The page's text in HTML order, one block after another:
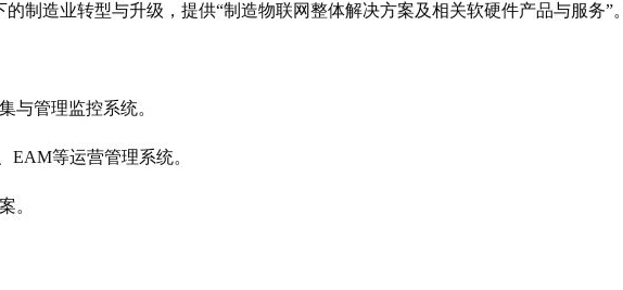
制造业转型与升级，提供“制造物联网整体解决方案及相关软硬件产品与服务”。
与管理监控系统。
等运营管理系统。
。